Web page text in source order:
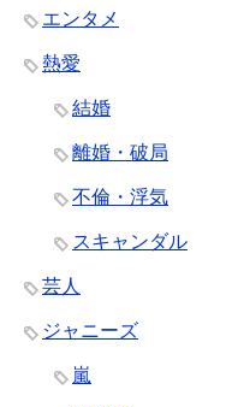
エンタメ
熱愛
結婚
離婚・破局
不倫・浮気
スキャンダル
芸人
ジャニーズ
嵐